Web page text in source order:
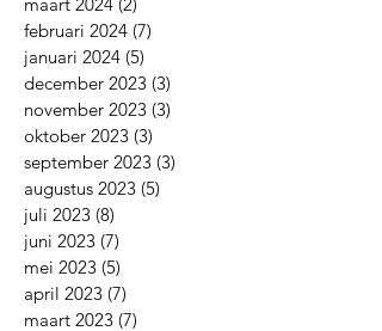
april 2024 (3)3 posts
maart 2024 (2)2 posts
februari 2024 (7)
januari 2024 (5)5 posts
december 2023 (3)
november 2023
oktober 2023 (3) 3 posts
september 2023 (3)
augustus 2023
juli 2023 (8)8 posts
juni 2023 (7)
mei 2023 (5)5 posts